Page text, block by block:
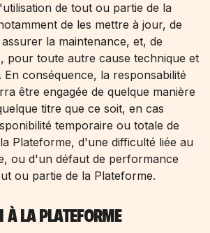
de tout ou partie de la
de les mettre à jour, de
la maintenance, et, de
pour toute autre cause technique et
En conséquence, la responsabilité
être engagée de quelque manière
titre que ce soit, en cas
temporaire ou totale de
Plateforme, d'une difficulté liée au
ou d'un défaut de performance
ou partie de la Plateforme.
LA PLATEFORME